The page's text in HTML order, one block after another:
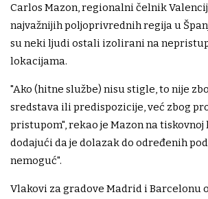
Carlos Mazon, regionalni čelnik
najvažnijih poljoprivrednih regija u
su neki ljudi ostali izolirani na
lokacijama.
"Ako (hitne službe) nisu stigle, to nije
sredstava ili predispozicije, već zbog
pristupom", rekao je Mazon na
dodajući da je dolazak do određenih
nemoguć".
Vlakovi za gradove Madrid i Barcelonu